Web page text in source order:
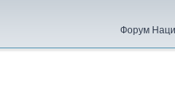
Форум